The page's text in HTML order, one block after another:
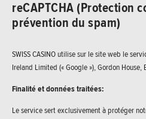
reCAPTCHA (Protection
prévention du spam)
SWISS CASINO utilise sur le site web le
Ireland Limited (« Google »), Gordon
Finalité et données traitées:
Le service sert exclusivement à protéger